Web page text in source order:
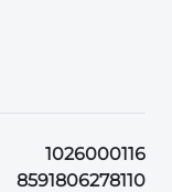
1026000116
8591806278110